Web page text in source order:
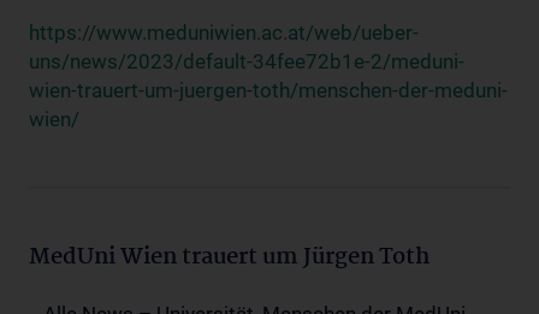
https://www.meduniwien.ac.at/web/ueber-
uns/news/2023/default-34fee72b1e-2/meduni-
wien-trauert-um-juergen-toth/menschen-der-meduni-
wien/
MedUni Wien trauert um Jürgen Toth